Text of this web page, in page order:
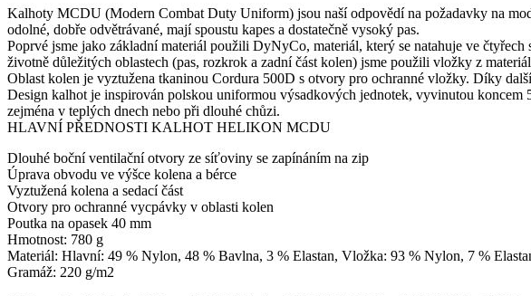
Kalhoty MCDU (Modern Combat Duty Uniform) jsou naší odpovědí na požadavky na
odolné, dobře odvětrávané, mají spoustu kapes a dostatečně vysoký pas.
Poprvé jsme jako základní materiál použili DyNyCo, materiál, který se natahuje ve
životně důležitých oblastech (pas, rozkrok a zadní část kolen) jsme použili vložky z
Oblast kolen je vyztužena tkaninou Cordura 500D s otvory pro ochranné vložky. Díky
Design kalhot je inspirován polskou uniformou výsadkových jednotek, vyvinutou
zejména v teplých dnech nebo při dlouhé chůzi.
HLAVNÍ PŘEDNOSTI KALHOT HELIKON MCDU
Dlouhé boční ventilační otvory ze síťoviny se zapínáním na zip
Úprava obvodu ve výšce kolena a bérce
Vyztužená kolena a sedací část
Otvory pro ochranné vycpávky v oblasti kolen
Poutka na opasek 40 mm
Hmotnost: 780 g
Materiál: Hlavní: 49 % Nylon, 48 % Bavlna, 3 % Elastan, Vložka: 93 % Nylon, 7 %
Gramáž: 220 g/m2